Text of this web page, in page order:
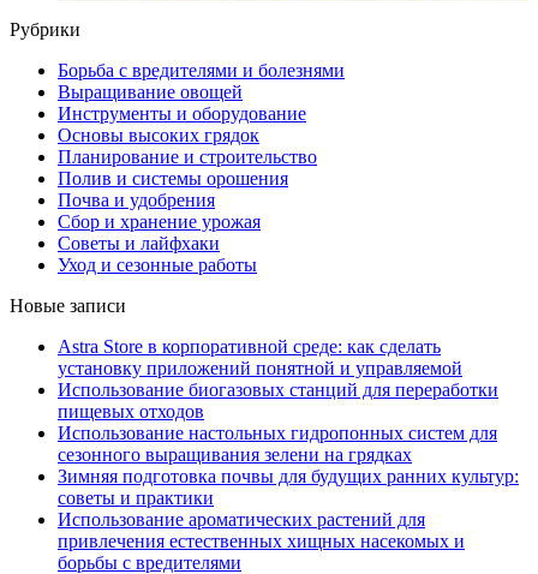
Рубрики
Борьба с вредителями и болезнями
Выращивание овощей
Инструменты и оборудование
Основы высоких грядок
Планирование и строительство
Полив и системы орошения
Почва и удобрения
Сбор и хранение урожая
Советы и лайфхаки
Уход и сезонные работы
Новые записи
Astra Store в корпоративной среде: как сделать
установку приложений понятной и управляемой
Использование биогазовых станций для переработки
пищевых отходов
Использование настольных гидропонных систем для
сезонного выращивания зелени на грядках
Зимняя подготовка почвы для будущих ранних культур:
советы и практики
Использование ароматических растений для
привлечения естественных хищных насекомых и
борьбы с вредителями